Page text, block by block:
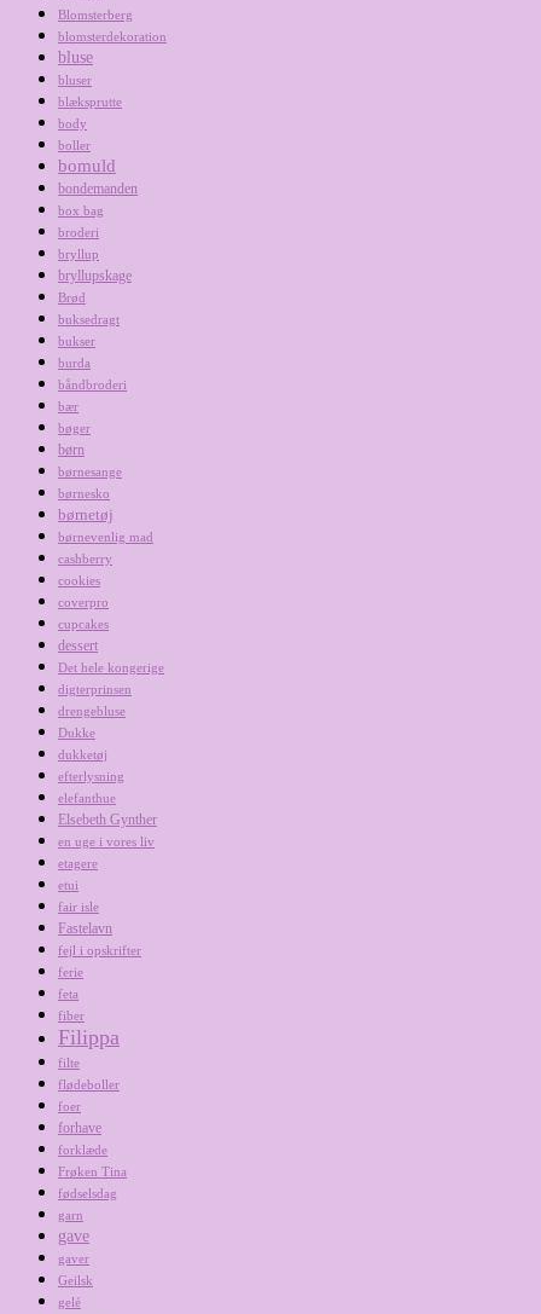
Blomsterberg
blomsterdekoration
bluse
bluser
blæksprutte
body
boller
bomuld
bondemanden
box bag
broderi
bryllup
bryllupskage
Brød
buksedragt
bukser
burda
båndbroderi
bær
bøger
børn
børnesange
børnesko
børnetøj
børnevenlig mad
cashberry
cookies
coverpro
cupcakes
dessert
Det hele kongerige
digterprinsen
drengebluse
Dukke
dukketøj
efterlysning
elefanthue
Elsebeth Gynther
en uge i vores liv
etagere
etui
fair isle
Fastelavn
fejl i opskrifter
ferie
feta
fiber
Filippa
filte
flødeboller
foer
forhave
forklæde
Frøken Tina
fødselsdag
garn
gave
gaver
Geilsk
gelé